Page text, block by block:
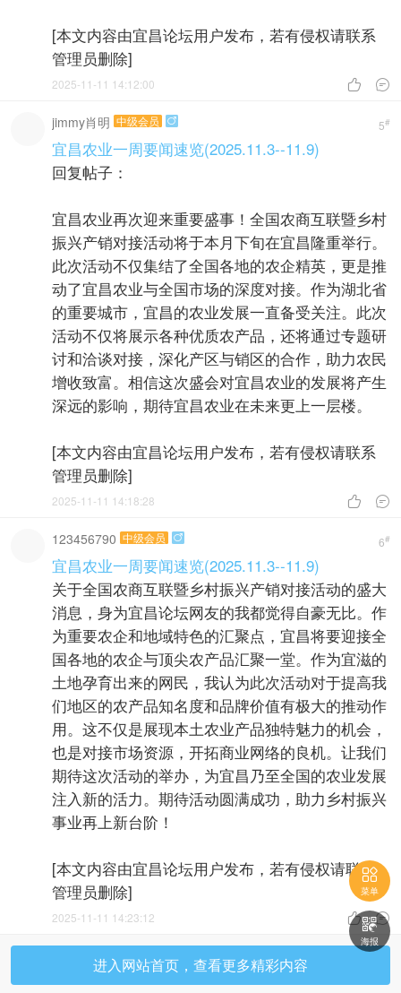
[本文内容由宜昌论坛用户发布，若有侵权请联系
管理员删除]
 
2025-11-11 14:12:00
5#
jimmy肖明 中级会员 
宜昌农业一周要闻速览(2025.11.3--11.9)
回复帖子：
宜昌农业再次迎来重要盛事！全国农商互联暨乡村
振兴产销对接活动将于本月下旬在宜昌隆重举行。
此次活动不仅集结了全国各地的农企精英，更是推
动了宜昌农业与全国市场的深度对接。作为湖北省
的重要城市，宜昌的农业发展一直备受关注。此次
活动不仅将展示各种优质农产品，还将通过专题研
讨和洽谈对接，深化产区与销区的合作，助力农民
增收致富。相信这次盛会对宜昌农业的发展将产生
深远的影响，期待宜昌农业在未来更上一层楼。
[本文内容由宜昌论坛用户发布，若有侵权请联系
管理员删除]
 
2025-11-11 14:18:28
6#
123456790 中级会员 
宜昌农业一周要闻速览(2025.11.3--11.9)
关于全国农商互联暨乡村振兴产销对接活动的盛大
消息，身为宜昌论坛网友的我都觉得自豪无比。作
为重要农企和地域特色的汇聚点，宜昌将要迎接全
国各地的农企与顶尖农产品汇聚一堂。作为宜滋的
土地孕育出来的网民，我认为此次活动对于提高我
们地区的农产品知名度和品牌价值有极大的推动作
用。这不仅是展现本土农业产品独特魅力的机会，
也是对接市场资源，开拓商业网络的良机。让我们
期待这次活动的举办，为宜昌乃至全国的农业发展
注入新的活力。期待活动圆满成功，助力乡村振兴
事业再上新台阶！
[本文内容由宜昌论坛用户发布，若有侵权请联系
管理员删除]
 
2025-11-11 14:23:12
进入网站首页，查看更多精彩内容

菜单

海报